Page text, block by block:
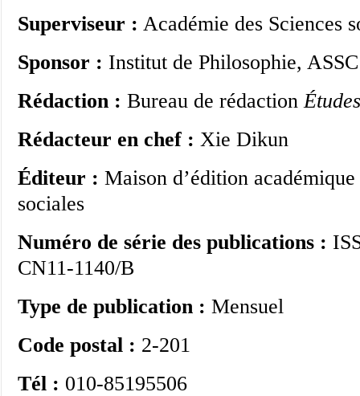
Superviseur : Académie des Sciences
Sponsor : Institut de Philosophie, ASSC
Rédaction : Bureau de rédaction
Rédacteur en chef : Xie Dikun
Éditeur : Maison d’édition académique
sociales
Numéro de série des publications :
CN11-1140/B
Type de publication : Mensuel
Code postal : 2-201
Tél : 010-85195506